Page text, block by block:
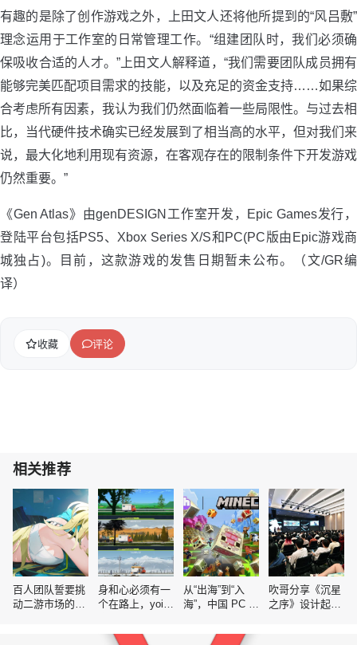
有趣的是除了创作游戏之外，上田文人还将他所提到的“风吕敷”
理念运用于工作室的日常管理工作。“组建团队时，我们必须确
保吸收合适的人才。”上田文人解释道，“我们需要团队成员拥有
能够完美匹配项目需求的技能，以及充足的资金支持……如果综
合考虑所有因素，我认为我们仍然面临着一些局限性。与过去相
比，当代硬件技术确实已经发展到了相当高的水平，但对我们来
说，最大化地利用现有资源，在客观存在的限制条件下开发游戏
仍然重要。”
《Gen Atlas》由genDESIGN工作室开发，Epic Games发行，
登陆平台包括PS5、Xbox Series X/S和PC(PC版由Epic游戏商
城独占)。目前，这款游戏的发售日期暂未公布。（文/GR编
译）
收藏 评论
相关推荐
百人团队誓要挑
动二游市场的空
身和心必须有一
个在路上，yoi分
游戏创作历程
从“出海”到“入
海”，中国 PC 与
过一道坎
吹哥分享《沉星
之序》设计起